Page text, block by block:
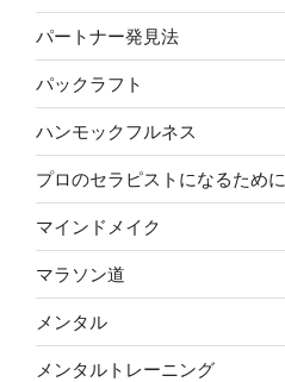
パートナー発見法
パックラフト
ハンモックフルネス
プロのセラピストになるために
マインドメイク
マラソン道
メンタル
メンタルトレーニング